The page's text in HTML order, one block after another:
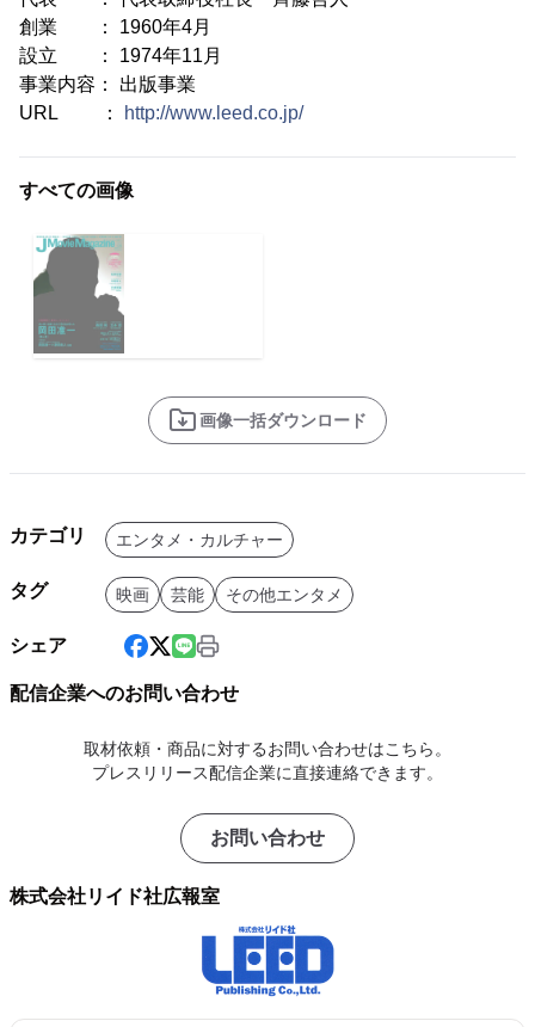
創業 ： 1960年4月
設立 ： 1974年11月
事業内容： 出版事業
URL ：
http://www.leed.co.jp/
すべての画像
画像一括ダウンロード
カテゴリ エンタメ・カルチャー
タグ 映画 芸能 その他エンタメ
シェア
配信企業へのお問い合わせ
取材依頼・商品に対するお問い合わせはこちら。
プレスリリース配信企業に直接連絡できます。
お問い合わせ
株式会社リイド社広報室